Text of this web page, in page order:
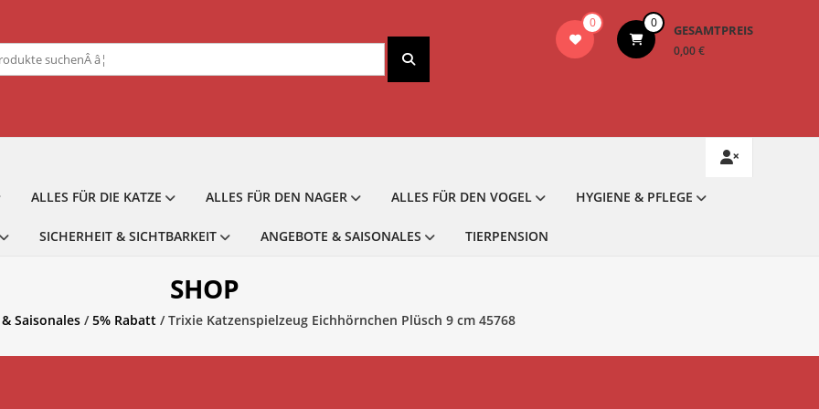
0 0 GESAMTPREIS
0,00 €
ALLES FÜR DIE KATZE ALLES FÜR DEN NAGER ALLES FÜR DEN VOGEL HYGIENE & PFLEGE
SICHERHEIT & SICHTBARKEIT ANGEBOTE & SAISONALES TIERPENSION
SHOP
Saisonales/5% Rabatt/ Trixie Katzenspielzeug Eichhörnchen Plüsch 9 cm 45768